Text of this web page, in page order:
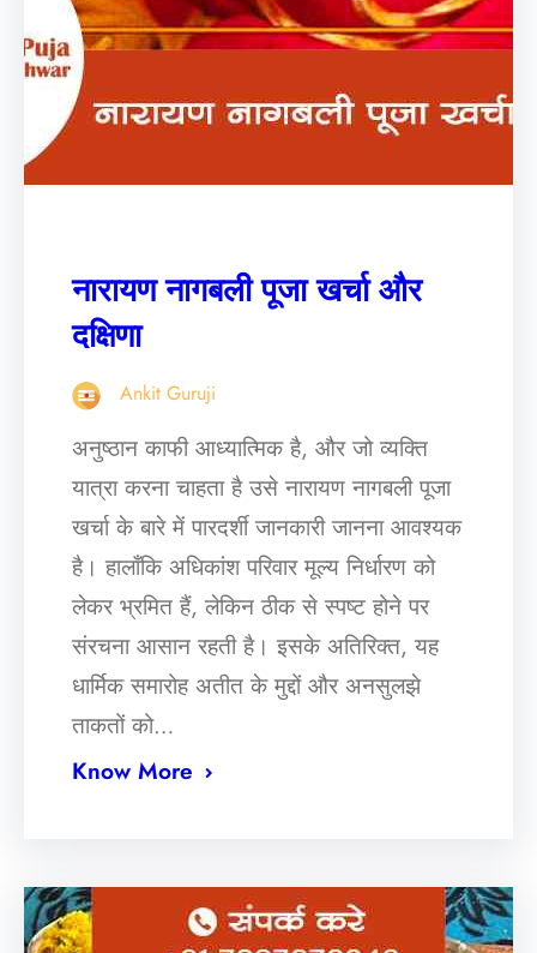
नारायण नागबली पूजा खर्चा और
दक्षिणा
Ankit Guruji
अनुष्ठान काफी आध्यात्मिक है, और जो व्यक्ति
यात्रा करना चाहता है उसे नारायण नागबली पूजा
खर्चा के बारे में पारदर्शी जानकारी जानना आवश्यक
है। हालाँकि अधिकांश परिवार मूल्य निर्धारण को
लेकर भ्रमित हैं, लेकिन ठीक से स्पष्ट होने पर
संरचना आसान रहती है। इसके अतिरिक्त, यह
धार्मिक समारोह अतीत के मुद्दों और अनसुलझे
ताकतों को…
Know More